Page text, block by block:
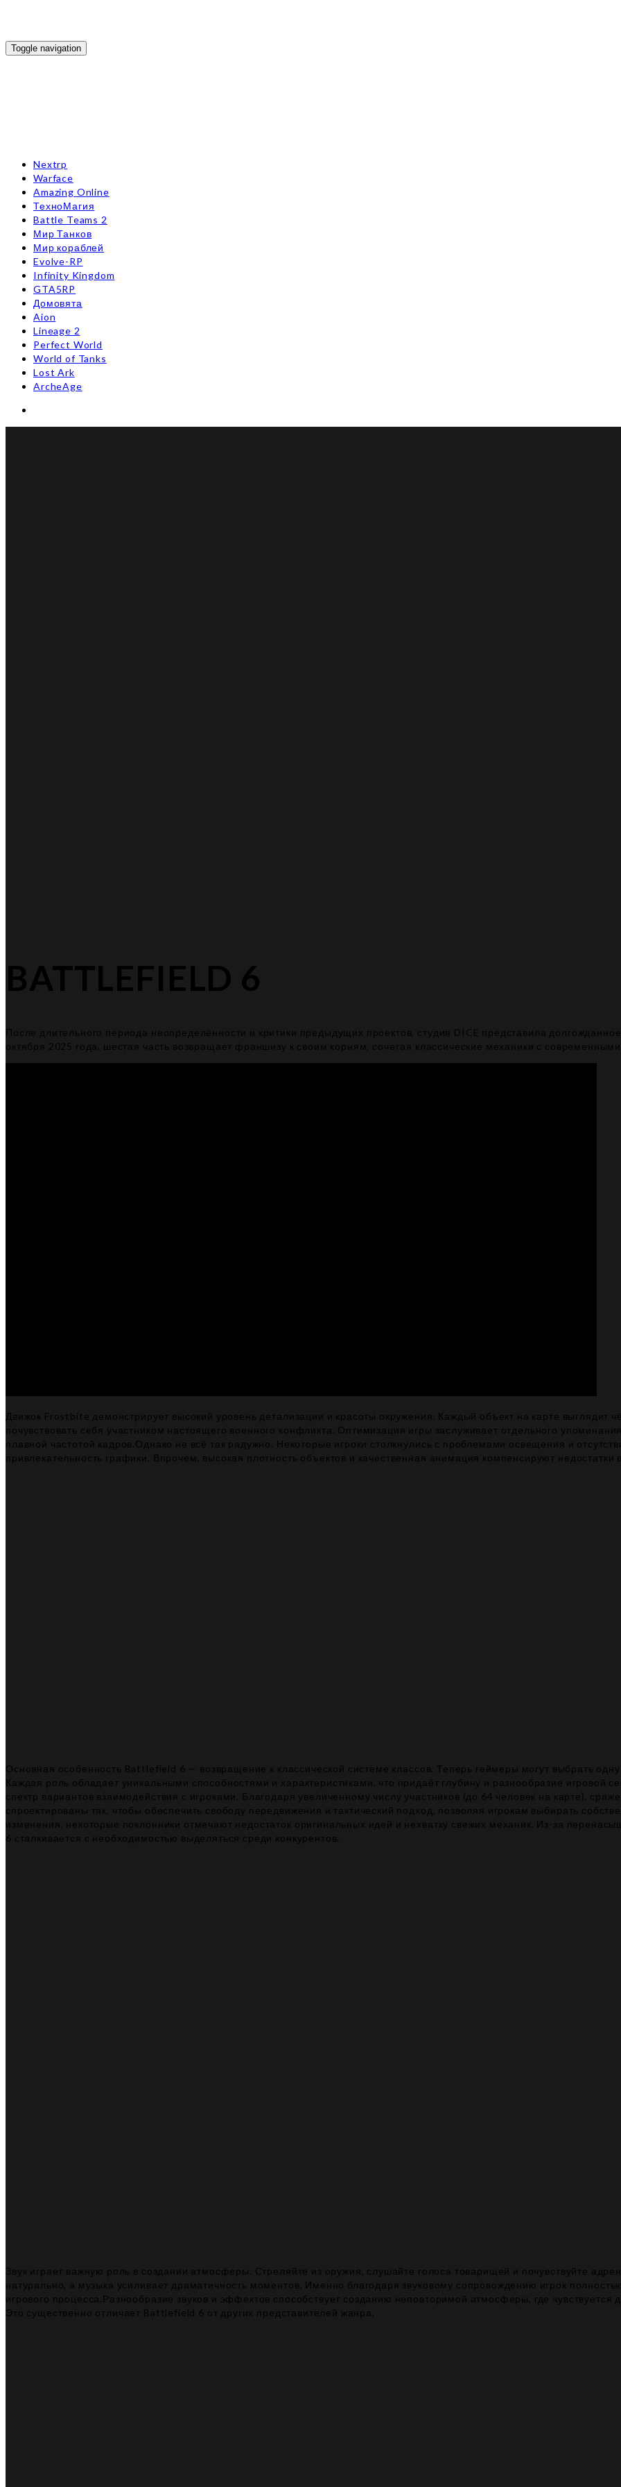
Toggle navigation
Nextrp
Warface
Amazing Online
ТехноМагия
Battle Teams 2
Мир Танков
Мир кораблей
Evolve-RP
Infinity Kingdom
GTA5RP
Домовята
Aion
Lineage 2
Perfect World
World of Tanks
Lost Ark
ArcheAge
BATTLEFIELD 6
После длительного периода неопределённости и критики предыдущих проектов, студия DICE представила
октября 2025 года, шестая часть возвращает франшизу к своим корням, сочетая классические механики с современными
Движок Frostbite демонстрирует высокий уровень детализации и красоты окружения. Каждый объект на карте выглядит
почувствовать себя участником настоящего военного конфликта. Оптимизация игры заслуживает отдельного
плавной частотой кадров.Однако не всё так радужно. Некоторые игроки столкнулись с проблемами освещения и
привлекательность графики. Впрочем, высокая плотность объектов и качественная анимация компенсируют недостатки
Основная особенность Battlefield 6 — возвращение к классической системе классов. Теперь геймеры могут выбрать
Каждая роль обладает уникальными способностями и характеристиками, что придаёт глубину и разнообразие игровой
спектр вариантов взаимодействия с игроками. Благодаря увеличенному числу участников (до 64 человек на карте),
спроектированы так, чтобы обеспечить свободу передвижения и тактический подход, позволяя игрокам выбирать
изменения, некоторые поклонники отмечают недостаток оригинальных идей и нехватку свежих механик. Из-за
6 сталкивается с необходимостью выделяться среди конкурентов.
Звук играет важную роль в создании атмосферы. Стреляйте из оружия, слушайте голоса товарищей и почувствуйте
натурально, а музыка усиливает драматичность моментов. Именно благодаря звуковому сопровождению игрок
игрового процесса.Разнообразие звуков и эффектов способствует созданию неповторимой атмосферы, где чувствуется
Это существенно отличает Battlefield 6 от других представителей жанра.